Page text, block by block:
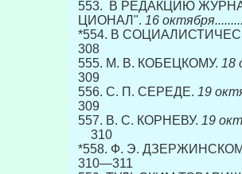
553. В РЕДАКЦИЮ
ЦИОНАЛ". 16
*554. В
308
555. М. В. КОБЕЦКОМУ. 18
309
556. С. П. СЕРЕДЕ. 19
309
557. В. С. КОРНЕВУ. 19
310
*558. Ф. Э.
310—311